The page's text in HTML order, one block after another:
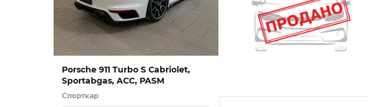
Porsche 911 Turbo S Cabriolet,
Sportabgas, ACC, PASM
Спорткар